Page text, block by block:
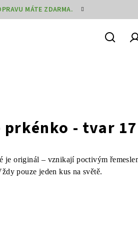
MÁTE ZDARMA.
prkénko - tvar 17
je originál – vznikají poctivým
pouze jeden kus na světě.